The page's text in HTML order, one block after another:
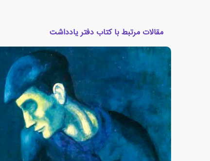
مقالات مرتبط با کتاب دفتر یادداشت